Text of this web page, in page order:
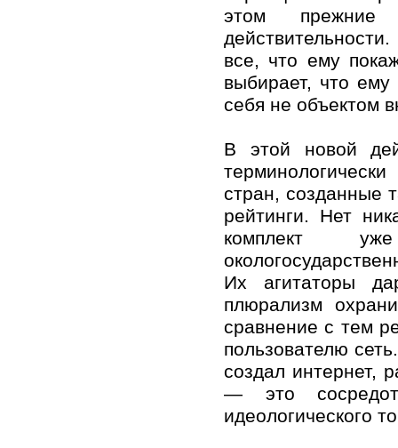
этом прежние
все, что ему
выбирает, что ему
себя не объектом
В этой новой
стран, созданные
рейтинги. Нет
комплект
Их агитаторы
плюрализм
сравнение с тем
пользователю
создал интернет,
— это
идеологического